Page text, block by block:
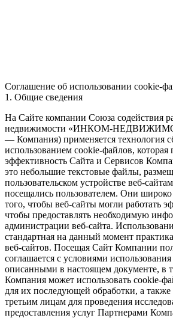
Соглашение об использовании cookie-
1. Общие сведения
На Сайте компании Союза содействия
недвижимости «ИНКОМ-
— Компания) применяется технология
использованием cookie-файлов, которая
эффективность Сайта и Сервисов
это небольшие текстовые файлы,
пользовательском устройстве веб-
посещались пользователем. Они
того, чтобы веб-сайты могли работать
чтобы предоставлять необходимую
администрации веб-сайта.
стандартная на данный момент
веб-сайтов. Посещая Сайт Компании
соглашается с условиями
описанными в настоящем документе, в
Компания может использовать cookie-
для их последующей обработки, а
третьим лицам для проведения
предоставления услуг Партнерами